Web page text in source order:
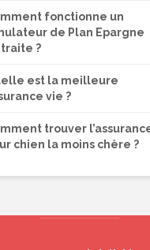
fonctionne un
de Plan Epargne
?
est la meilleure
vie ?
trouver
chien la moins chère ?